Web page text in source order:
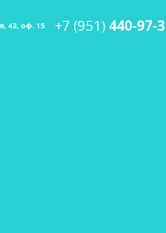
43, оф. 15 +7 (951)440-97-